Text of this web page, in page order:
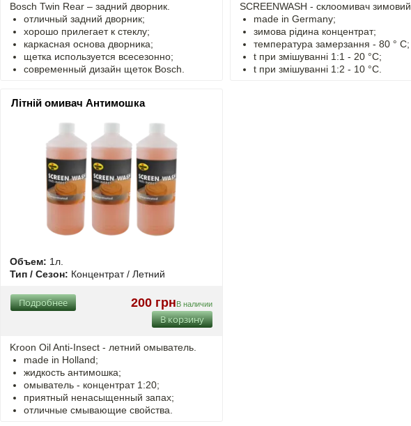
Bosch Twin Rear – задний дворник.
отличный задний дворник;
хорошо прилегает к стеклу;
каркасная основа дворника;
щетка используется всесезонно;
современный дизайн щеток Bosch.
SCREENWASH - cклоомивач зимовий.
made in Germany;
зимова рідина концентрат;
температура замерзання - 80 ° C;
t при змішуванні 1:1 - 20 °C;
t при змішуванні 1:2 - 10 °C.
Літній омивач Антимошка
Объем: 1л.
Тип / Сезон: Концентрат / Летний
200 грн В наличии
Подробнее
В корзину
Kroon Oil Anti-Insect - летний омыватель.
made in Holland;
жидкость антимошка;
омыватель - концентрат 1:20;
приятный ненасыщенный запах;
отличные смывающие свойства.